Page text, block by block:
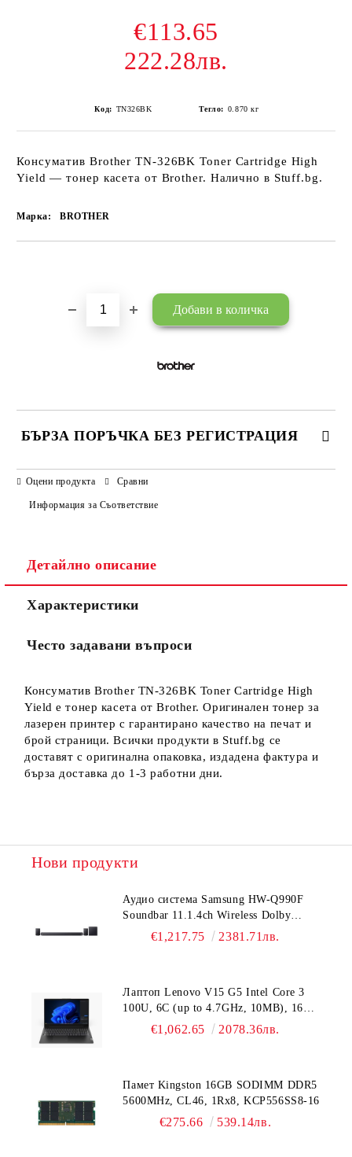
€113.65
222.28лв.
Код: TN326BK Тегло: 0.870 кг
Консуматив Brother TN-326BK Toner Cartridge High
Yield — тонер касета от Brother. Налично в Stuff.bg.
Марка: BROTHER
БЪРЗА ПОРЪЧКА БЕЗ РЕГИСТРАЦИЯ
САМО ПОПЪЛНЕТЕ 3 ПОЛЕТА
Оцени продукта Сравни
Информация за Съответствие
Детайлно описание
Характеристики
Често задавани въпроси
Консуматив Brother TN-326BK Toner Cartridge High
Yield е тонер касета от Brother. Оригинален тонер за
лазерен принтер с гарантирано качество на печат и
брой страници. Всички продукти в Stuff.bg се
доставят с оригинална опаковка, издадена фактура и
бърза доставка до 1-3 работни дни.
Нови продукти
Аудио система Samsung HW-Q990F
Soundbar 11.1.4ch Wireless Dolby
Atmos Model 2025 Black
€1,217.75 2381.71лв.
Лаптоп Lenovo V15 G5 Intel Core 3
100U, 6C (up to 4.7GHz, 10MB), 16GB
DDR5-5200, 512GB SSD, 15.6" FHD
€1,062.65 2078.36лв.
Памет Kingston 16GB SODIMM DDR5
5600MHz, CL46, 1Rx8, KCP556SS8-16
€275.66 539.14лв.